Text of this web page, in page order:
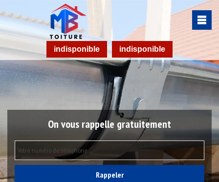
indisponible indisponible
On vous rappelle gratuitement